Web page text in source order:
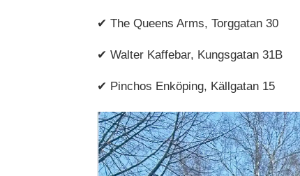
✔ The Queens Arms, Torggatan 30
✔ Walter Kaffebar, Kungsgatan 31B
✔ Pinchos Enköping, Källgatan 15